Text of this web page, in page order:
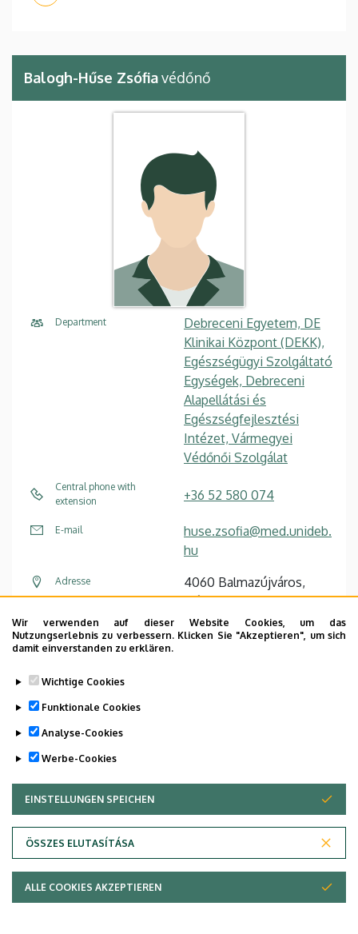
Wir verwenden auf dieser Website Cookies, um das
Nutzungserlebnis zu verbessern. Klicken Sie "Akzeptieren", um sich
damit einverstanden zu erklären.
Wichtige Cookies
Funktionale Cookies
Analyse-Cookies
Werbe-Cookies
EINSTELLUNGEN SPEICHEN
ÖSSZES ELUTASÍTÁSA
ZUSTIMMUNG ZURÜCKZIEHEN
ALLE COOKIES AKZEPTIEREN
Balogh-Hűse Zsófiavédőnő
Department
Debreceni Egyetem, DE
Klinikai Központ (DEKK),
Egészségügyi Szolgáltató
Egységek, Debreceni
Alapellátási és
Egészségfejlesztési
Intézet, Vármegyei
Védőnői Szolgálat
Central phone with
extension
+36 52 580 074
E-mail
huse.zsofia@med.unideb.
hu
Adresse
4060 Balmazújváros,
Dózsa György utca 5-7.
Address in building
(Vármegyei Védőnői
Pagination
Current
page
Seite Seite Seite Seite
pagepage
Dolgozói adatmódosítás igénylése a DE
telefonkönyvében|Külső személyek rögzítése a